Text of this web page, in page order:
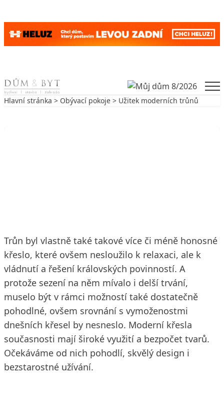
Skip to content
Hlavní stránka > Obývací pokoje > Užitek moderních trůnů
Trůn byl vlastně také takové více či méně honosné
křeslo, které ovšem nesloužilo k relaxaci, ale k
vládnutí a řešení královských povinností. A
protože sezení na něm mívalo i delší trvání,
muselo být v rámci možností také dostatečně
pohodlné, ovšem srovnání s vymoženostmi
dnešních křesel by nesneslo. Moderní křesla
současnosti mají široké využití a bezpočet tvarů.
Očekáváme od nich pohodlí, skvělý design i
bezstarostné užívání.